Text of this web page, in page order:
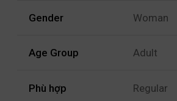
Gender Woman
Age Group Adult
Phù hợp Regular